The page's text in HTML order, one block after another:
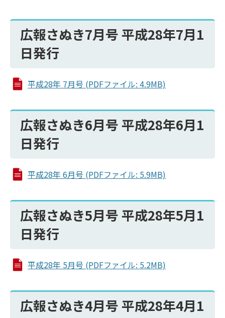
広報さぬき7月号 平成28年7月1
日発行
平成28年 7月号 (PDFファイル: 4.9MB)
広報さぬき6月号 平成28年6月1
日発行
平成28年 6月号 (PDFファイル: 5.9MB)
広報さぬき5月号 平成28年5月1
日発行
平成28年 5月号 (PDFファイル: 5.2MB)
広報さぬき4月号 平成28年4月1